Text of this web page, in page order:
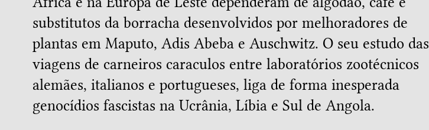
substitutos da borracha desenvolvidos por melhoradores de
plantas em Maputo, Adis Abeba e Auschwitz. O seu estudo das
viagens de carneiros caraculos entre laboratórios zootécnicos
alemães, italianos e portugueses, liga de forma inesperada
genocídios fascistas na Ucrânia, Líbia e Sul de Angola.